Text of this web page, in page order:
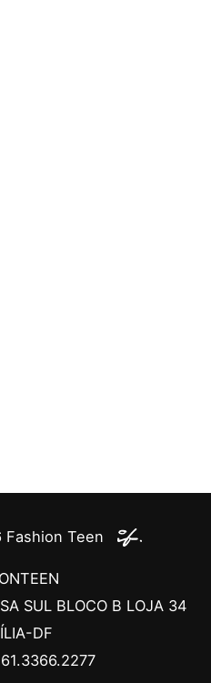
Fashion Teen
SUL BLOCO B LOJA 34
DF